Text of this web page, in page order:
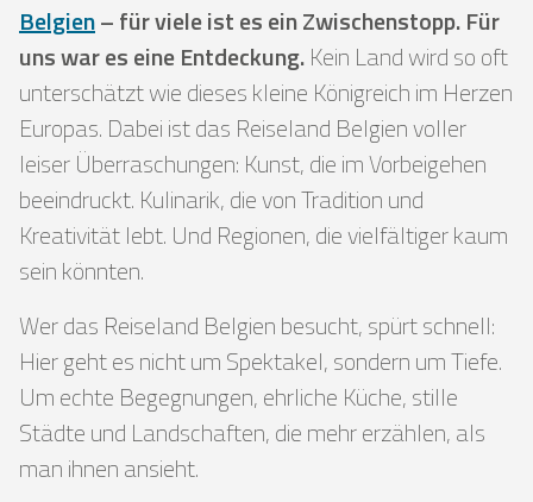
Belgien– für viele ist es ein Zwischenstopp. Für
uns war es eine Entdeckung.Kein Land wird so oft
unterschätzt wie dieses kleine Königreich im Herzen
Europas. Dabei ist das Reiseland Belgien voller
leiser Überraschungen: Kunst, die im Vorbeigehen
beeindruckt. Kulinarik, die von Tradition und
Kreativität lebt. Und Regionen, die vielfältiger kaum
sein könnten.
Wer das Reiseland Belgien besucht, spürt schnell:
Hier geht es nicht um Spektakel, sondern um Tiefe.
Um echte Begegnungen, ehrliche Küche, stille
Städte und Landschaften, die mehr erzählen, als
man ihnen ansieht.